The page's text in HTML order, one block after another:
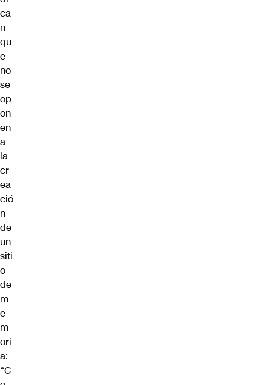
ca
n
qu
e
no
se
op
on
en
a
la
cr
ea
ció
n
de
un
siti
o
de
m
e
m
ori
a:
“C